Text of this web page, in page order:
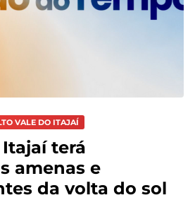
VALE DO ITAJAÍ
terá
amenas e
da volta do sol